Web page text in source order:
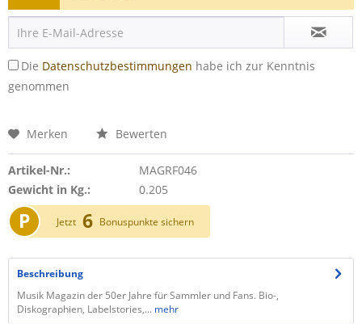
Die Datenschutzbestimmungen habe ich zur Kenntnis
genommen
Merken Bewerten
Artikel-Nr.:
MAGRF046
Gewicht in Kg.:
0.205
P Jetzt 6 Bonuspunkte sichern
Beschreibung
Musik Magazin der 50er Jahre für Sammler und Fans. Bio-,
Diskographien, Labelstories,... mehr